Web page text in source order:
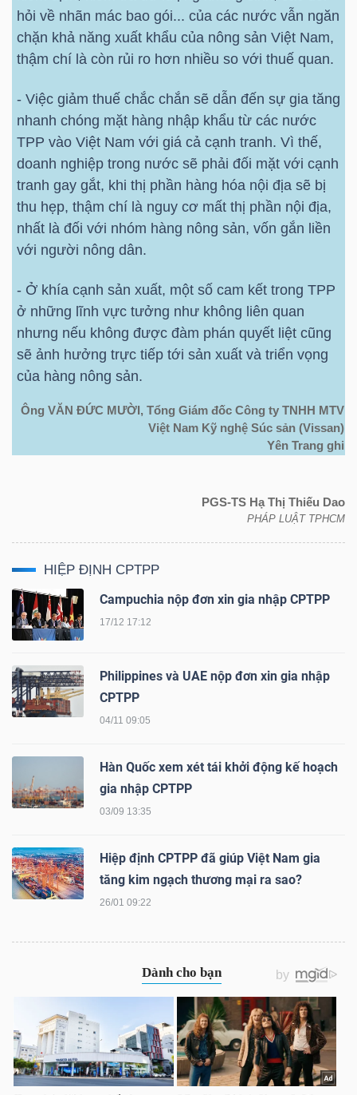
hỏi về nhãn mác bao gói... của các nước vẫn ngăn
chặn khả năng xuất khẩu của nông sản Việt Nam,
thậm chí là còn rủi ro hơn nhiều so với thuế quan.
- Việc giảm thuế chắc chắn sẽ dẫn đến sự gia tăng
nhanh chóng mặt hàng nhập khẩu từ các nước
TPP vào Việt Nam với giá cả cạnh tranh. Vì thế,
doanh nghiệp trong nước sẽ phải đối mặt với cạnh
tranh gay gắt, khi thị phần hàng hóa nội địa sẽ bị
thu hẹp, thậm chí là nguy cơ mất thị phần nội địa,
nhất là đối với nhóm hàng nông sản, vốn gắn liền
với người nông dân.
- Ở khía cạnh sản xuất, một số cam kết trong TPP
ở những lĩnh vực tưởng như không liên quan
nhưng nếu không được đàm phán quyết liệt cũng
sẽ ảnh hưởng trực tiếp tới sản xuất và triển vọng
của hàng nông sản.
Ông VĂN ĐỨC MƯỜI, Tổng Giám đốc Công ty TNHH MTV
Việt Nam Kỹ nghệ Súc sản (Vissan)
Yên Trang ghi
PGS-TS Hạ Thị Thiếu Dao
PHÁP LUẬT TPHCM
HIỆP ĐỊNH CPTPP
Campuchia nộp đơn xin gia nhập CPTPP
17/12 17:12
Philippines và UAE nộp đơn xin gia nhập
CPTPP
04/11 09:05
Hàn Quốc xem xét tái khởi động kế hoạch
gia nhập CPTPP
03/09 13:35
Hiệp định CPTPP đã giúp Việt Nam gia
tăng kim ngạch thương mại ra sao?
26/01 09:22
Bài
của
tác
giả
(-)
Báo
cáo
phân
tích
(-)
Thuật
ngữ
(-)
Dịch
tạo
Sách
tài
cụ
đầu
tư
Truyền
thông
tài
chính